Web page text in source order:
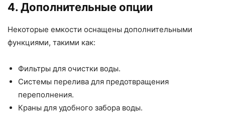
4. Дополнительные опции
Некоторые емкости оснащены дополнительными
функциями, такими как:
Фильтры для очистки воды.
Системы перелива для предотвращения
переполнения.
Краны для удобного забора воды.